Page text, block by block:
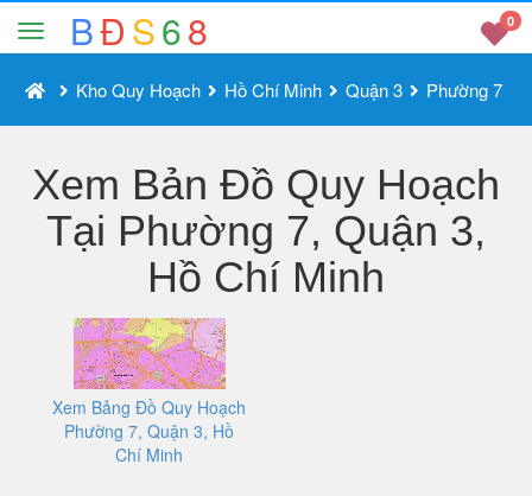
BĐS68 0
Kho Quy Hoạch Hồ Chí Minh Quận 3 Phường 7
Xem Bản Đồ Quy Hoạch
Tại Phường 7, Quận 3,
Hồ Chí Minh
Xem Bảng Đồ Quy Hoạch
Phường 7, Quận 3, Hồ
Chí Minh